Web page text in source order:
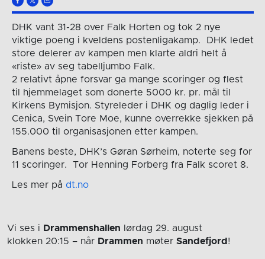
DHK vant 31-28 over Falk Horten og tok 2 nye
viktige poeng i kveldens postenligakamp. DHK ledet
store delerer av kampen men klarte aldri helt å
«riste» av seg tabelljumbo Falk.
2 relativt åpne forsvar ga mange scoringer og flest
til hjemmelaget som donerte 5000 kr. pr. mål til
Kirkens Bymisjon. Styreleder i DHK og daglig leder i
Cenica, Svein Tore Moe, kunne overrekke sjekken på
155.000 til organisasjonen etter kampen.
Banens beste, DHK’s Gøran Sørheim, noterte seg for
11 scoringer. Tor Henning Forberg fra Falk scoret 8.
Les mer på dt.no
Vi ses i Drammenshallen lørdag 29. august
klokken 20:15 – når Drammen møter Sandefjord !